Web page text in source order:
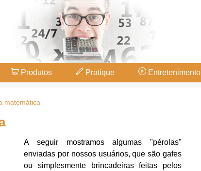
Produtos Pratique Entretenimento
matemática
A seguir mostramos algumas "pérolas"
enviadas por nossos usuários, que são gafes
ou simplesmente brincadeiras feitas pelos